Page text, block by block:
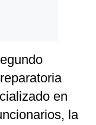
en
la